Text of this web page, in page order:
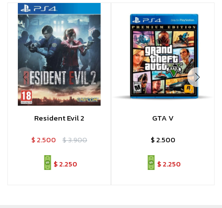
Resident Evil 2
$2.500 $3.900
$ 2.250
GTA V
$ 2.500
$ 2.250